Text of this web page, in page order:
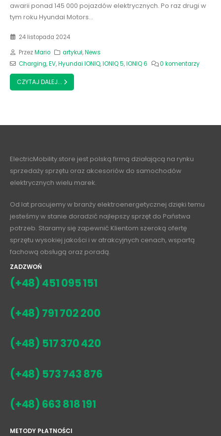
awarii ponad 145 000 pojazdów elektrycznych. Po raz drugi w
tym roku Hyundai Motors...
24 listopada 2024
PrzezMario artykuł,News
Charging,EV,Hyundai IONIQ,IONIQ 5,IONIQ 6 0 komentarzy
CZYTAJ DALEJ...
ElectricMobility.store jest polską firmą działającą na rynku
sprzedaży sprzętu oraz akcesoriów do samochodów
elektrycznych wielu marek.
Od lat pracujemy w branży elektroenergetycznej dzięki temu
jesteśmy w stanie doradzić najlepszy sprzęt do Państwa
potrzeb. Staramy się zapewnić Klientom szeroką ofertę
sprzętu wysokiej jakości i w atrakcyjnych cenach, wspartą
fachową obsługą oraz poradą.
ZADZWOŃ
(+48) 451 095 151
(+48) 791 702 200
(+48) 517 370 420
(+48) 573 743 876
(+48) 663 818 191
METODY PŁATNOŚCI